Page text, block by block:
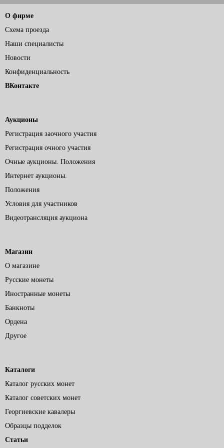
О фирме
Схема проезда
Наши специалисты
Новости
Конфиденциальность
ВКонтакте
Аукционы
Регистрация заочного участия
Регистрация очного участия
Очные аукционы. Положения
Интернет аукционы.
Положения
Условия для участников
Видеотрансляция аукциона
Магазин
О магазине
Русские монеты
Иностранные монеты
Банкноты
Ордена
Другое
Каталоги
Каталог русских монет
Каталог советских монет
Георгиевские кавалеры
Образцы подделок
Статьи